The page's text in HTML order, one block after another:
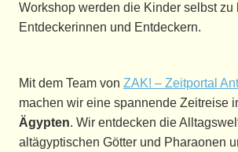
Workshop werden die Kinder selbst zu
Entdeckerinnen und Entdeckern.
Mit dem Team von ZAK! – Zeitportal
machen wir eine spannende Zeitreise
Ägypten. Wir entdecken die
altägyptischen Götter und Pharaonen